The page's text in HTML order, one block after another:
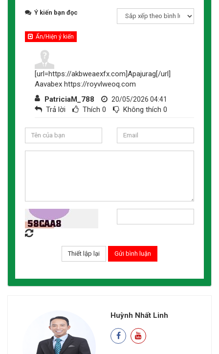
Ý kiến bạn đọc
Ẩn/Hiện ý kiến
[url=https://akbweaexfx.com]Apajurag[/url]
Aavabex https://royvlweoq.com
PatriciaM_788
20/05/2026 04:41
Trả lời Thích 0 Không thích 0
Huỳnh Nhất Linh